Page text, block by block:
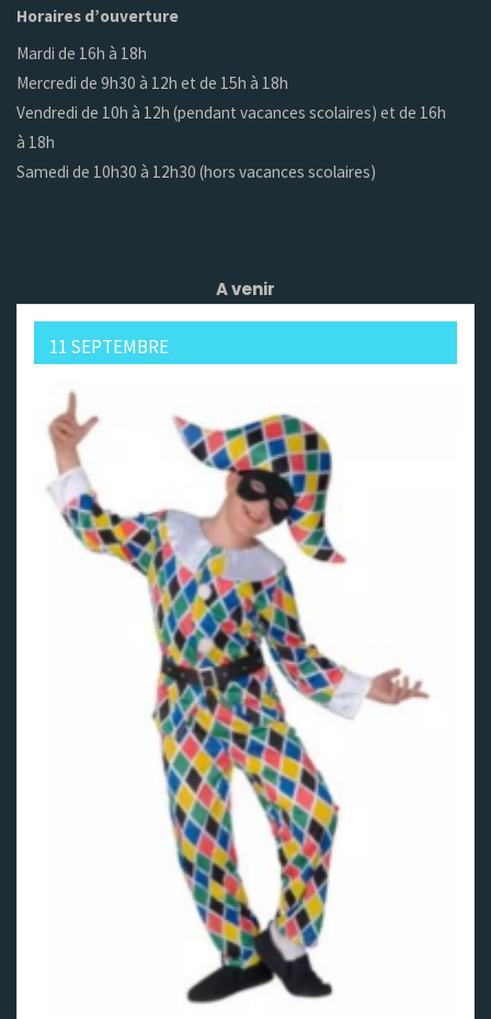
Horaires d’ouverture
Mardi de 16h à 18h
Mercredi de 9h30 à 12h et de 15h à 18h
Vendredi de 10h à 12h (pendant vacances scolaires) et de 16h
à 18h
Samedi de 10h30 à 12h30 (hors vacances scolaires)
A venir
11 SEPTEMBRE